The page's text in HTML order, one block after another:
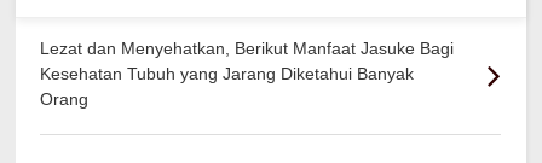
Lezat dan Menyehatkan, Berikut Manfaat Jasuke Bagi
Kesehatan Tubuh yang Jarang Diketahui Banyak
Orang